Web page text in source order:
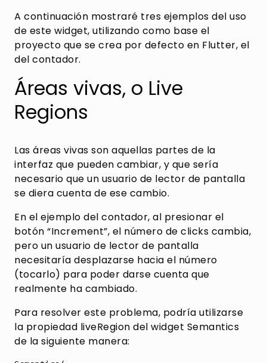
A continuación mostraré tres ejemplos del uso
de este widget, utilizando como base el
proyecto que se crea por defecto en Flutter, el
del contador.
Áreas vivas, o Live
Regions
Las áreas vivas son aquellas partes de la
interfaz que pueden cambiar, y que sería
necesario que un usuario de lector de pantalla
se diera cuenta de ese cambio.
En el ejemplo del contador, al presionar el
botón “Increment”, el número de clicks cambia,
pero un usuario de lector de pantalla
necesitaría desplazarse hacia el número
(tocarlo) para poder darse cuenta que
realmente ha cambiado.
Para resolver este problema, podría utilizarse
la propiedad liveRegion del widget Semantics
de la siguiente manera: